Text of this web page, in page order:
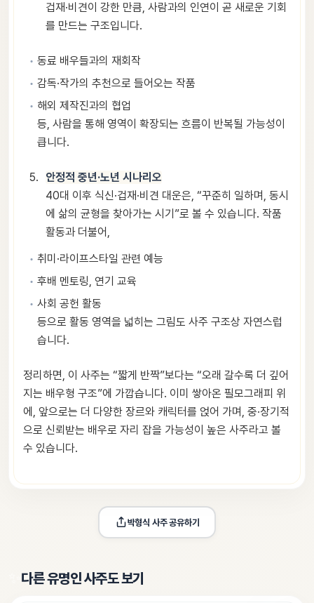
겁재·비견이 강한 만큼, 사람과의 인연이 곧 새로운 기회
를 만드는 구조입니다.
동료 배우들과의 재회작
감독·작가의 추천으로 들어오는 작품
해외 제작진과의 협업
등, 사람을 통해 영역이 확장되는 흐름이 반복될 가능성이
큽니다.
안정적 중년·노년 시나리오
40대 이후 식신·겁재·비견 대운은, “꾸준히 일하며, 동시
에 삶의 균형을 찾아가는 시기”로 볼 수 있습니다. 작품
활동과 더불어,
취미·라이프스타일 관련 예능
후배 멘토링, 연기 교육
사회 공헌 활동
등으로 활동 영역을 넓히는 그림도 사주 구조상 자연스럽
습니다.
정리하면, 이 사주는 “짧게 반짝”보다는 “오래 갈수록 더 깊어
지는 배우형 구조”에 가깝습니다. 이미 쌓아온 필모그래피 위
에, 앞으로는 더 다양한 장르와 캐릭터를 얹어 가며, 중·장기적
으로 신뢰받는 배우로 자리 잡을 가능성이 높은 사주라고 볼
수 있습니다.
박형식 사주 공유하기
다른 유명인 사주도 보기